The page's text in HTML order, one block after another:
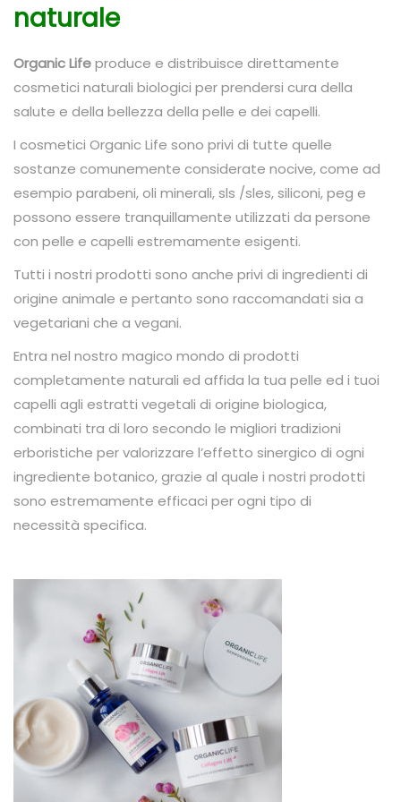
naturale
Organic Lifeproduce e distribuisce direttamente
cosmetici naturali biologici per prendersi cura della
salute e della bellezza della pelle e dei capelli.
I cosmetici Organic Life sono privi di tutte quelle
sostanze comunemente considerate nocive, come ad
esempio parabeni, oli minerali, sls /sles, siliconi, peg e
possono essere tranquillamente utilizzati da persone
con pelle e capelli estremamente esigenti.
Tutti i nostri prodotti sono anche privi di ingredienti di
origine animale e pertanto sono raccomandati sia a
vegetariani che a vegani.
Entra nel nostro magico mondo di prodotti
completamente naturali ed affida la tua pelle ed i tuoi
capelli agli estratti vegetali di origine biologica,
combinati tra di loro secondo le migliori tradizioni
erboristiche per valorizzare l’effetto sinergico di ogni
ingrediente botanico, grazie al quale i nostri prodotti
sono estremamente efficaci per ogni tipo di
necessità specifica.